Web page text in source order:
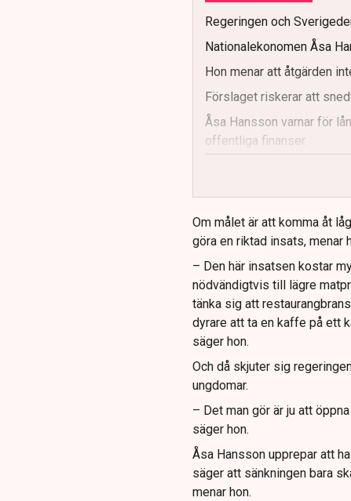
Regeringen och
Nationalekonomen Åsa
Hon menar att åtgärden
Förslaget riskerar att
Åsa Hansson varnar för
offentliga finanser.
Hon anser att ett omtag
Om målet är att komma åt
göra en riktad insats, menar
– Den här insatsen kostar
nödvändigtvis till lägre
tänka sig att
dyrare att ta en kaffe på ett
säger hon.
Och då skjuter sig
ungdomar.
– Det man gör är ju att
säger hon.
Åsa Hansson upprepar att
säger att sänkningen bara
menar hon.